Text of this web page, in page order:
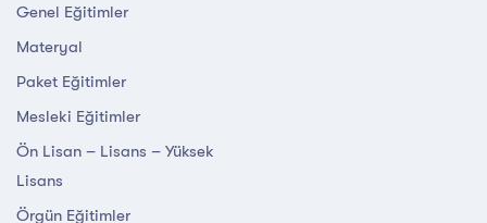
Genel Eğitimler
Materyal
Paket Eğitimler
Mesleki Eğitimler
Ön Lisan – Lisans – Yüksek
Lisans
Örgün Eğitimler